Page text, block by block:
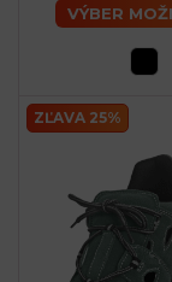
VÝBER
ZĽAVA 25%